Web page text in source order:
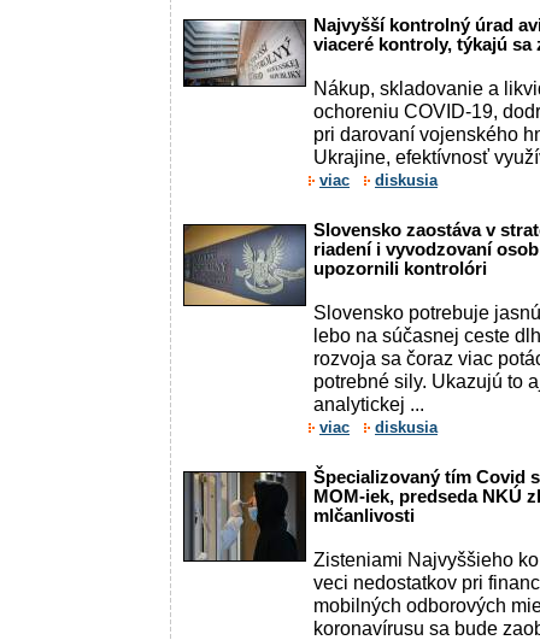
Najvyšší kontrolný úrad
viaceré kontroly, týkajú
Nákup, skladovanie a
ochoreniu COVID-19,
pri darovaní vojenského
Ukrajine, efektívnosť
viac diskusia
Slovensko zaostáva v
riadení i vyvodzovaní
upozornili kontrolóri
Slovensko potrebuje
lebo na súčasnej ceste
rozvoja sa čoraz viac
potrebné sily. Ukazujú to
analytickej ...
viac diskusia
Špecializovaný tím Covid
MOM-iek, predseda NKÚ
mlčanlivosti
Zisteniami Najvyššieho
veci nedostatkov pri
mobilných odborových
koronavírusu sa bude